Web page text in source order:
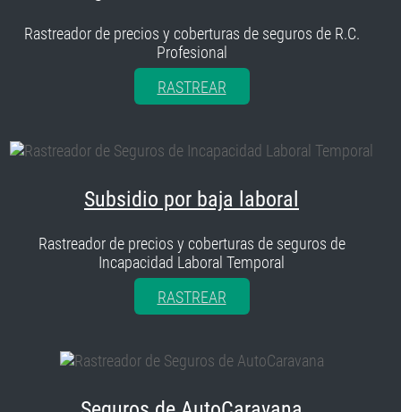
Rastreador de precios y coberturas de seguros de R.C.
Profesional
RASTREAR
Subsidio por baja laboral
Rastreador de precios y coberturas de seguros de
Incapacidad Laboral Temporal
RASTREAR